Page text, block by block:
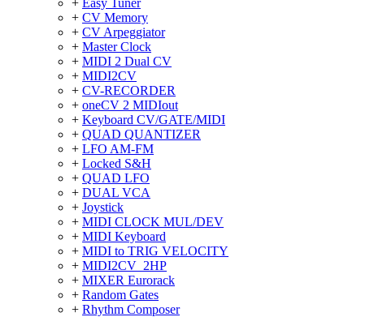
+ Easy Tuner
+ CV Memory
+ CV Arpeggiator
+ Master Clock
+ MIDI 2 Dual CV
+ MIDI2CV
+ CV-RECORDER
+ oneCV 2 MIDIout
+ Keyboard CV/GATE/MIDI
+ QUAD QUANTIZER
+ LFO AM-FM
+ Locked S&H
+ QUAD LFO
+ DUAL VCA
+ Joystick
+ MIDI CLOCK MUL/DEV
+ MIDI Keyboard
+ MIDI to TRIG VELOCITY
+ MIDI2CV_2HP
+ MIXER Eurorack
+ Random Gates
+ Rhythm Composer